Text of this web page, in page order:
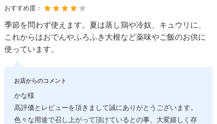
おすすめ度：
季節を問わず使えます。夏は蒸し鶏や冷奴、キュウリに、
これからはおでんやふろふき大根など薬味やご飯のお供に
使っています。
お店からのコメント
かな様
高評価とレビューを頂きまして誠にありがとうございます。
色々な用途で召し上がって頂けているとの事、大変嬉しく存